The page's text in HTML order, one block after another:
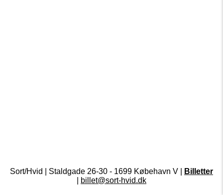
Sort/Hvid | Staldgade 26-30 - 1699 Købehavn V |
Billetter
billet@sort-hvid.dk